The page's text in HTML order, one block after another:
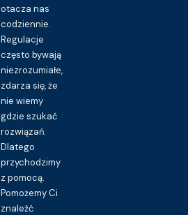
otacza nas
codziennie.
Regulacje
często bywają
niezrozumiałe,
zdarza się, że
nie wiemy
gdzie szukać
rozwiązań.
Dlatego
przychodzimy
z pomocą.
Pomożemy Ci
znaleźć